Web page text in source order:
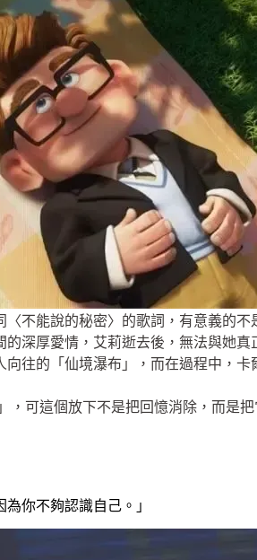
〈不能說的秘密〉的歌詞，有意義的
深厚愛情，艾莉逝去後，無法與她
往的「仙境瀑布」，而在過程中，卡
，可這個放下不是把回憶消除，而是
你不夠認識自己。」